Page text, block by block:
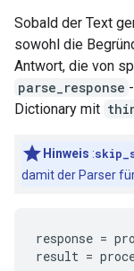
*   **A
3.
4.
5.
6.  **Review
*
*
### 1.
Sobald der Text
sowohl die
Antwort, die von
parse_response
Dictionary mit
Hinweis :
damit der Parser
response =
result =